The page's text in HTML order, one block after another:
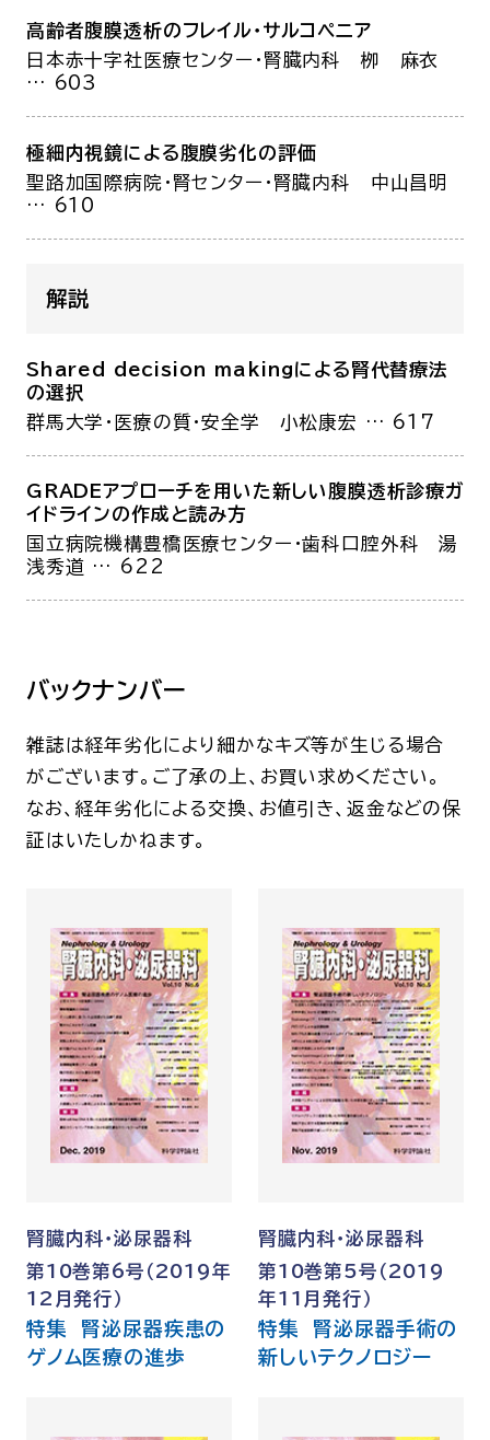
高齢者腹膜透析のフレイル・サルコペニア
日本赤十字社医療センター・腎臓内科
栁 麻衣
… 603
極細内視鏡による腹膜劣化の評価
聖路加国際病院・腎センター・腎臓内科
中山昌明
… 610
解説
Shared decision makingによる腎代替療法
の選択
群馬大学・医療の質・安全学
小松康宏 … 617
GRADEアプローチを用いた新しい腹膜透析診療ガ
イドラインの作成と読み方
国立病院機構豊橋医療センター・歯科口腔外科
湯
浅秀道 … 622
バックナンバー
雑誌は経年劣化により細かなキズ等が生じる場合
がございます。ご了承の上、お買い求めください。
なお、経年劣化による交換、お値引き、返金などの保
証はいたしかねます。
腎臓内科・泌尿器科
第10巻第6号（2019年
12月発行）
特集 腎泌尿器疾患の
ゲノム医療の進歩
腎臓内科・泌尿器科
第10巻第5号（2019
年11月発行）
特集 腎泌尿器手術の
新しいテクノロジー